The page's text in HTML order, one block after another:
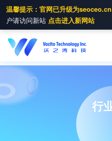
温馨提示：官网已升级为seoceo.cn
户请访问新站 点击进入新网站
行